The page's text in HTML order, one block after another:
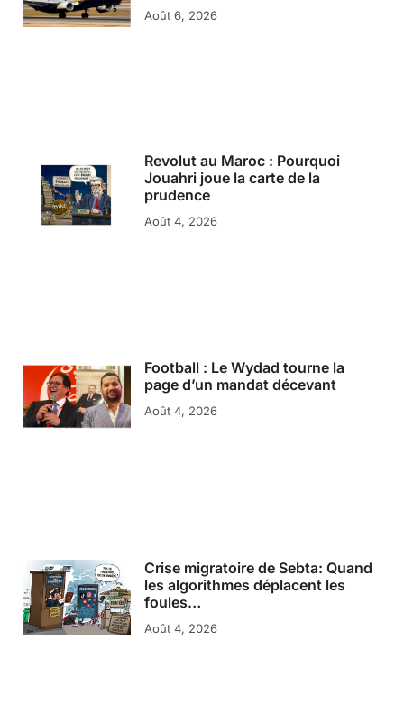
Août 6, 2026
Revolut au Maroc : Pourquoi
Jouahri joue la carte de la
prudence
Août 4, 2026
Football : Le Wydad tourne la
page d’un mandat décevant
Août 4, 2026
Crise migratoire de Sebta: Quand
les algorithmes déplacent les
foules…
Août 4, 2026